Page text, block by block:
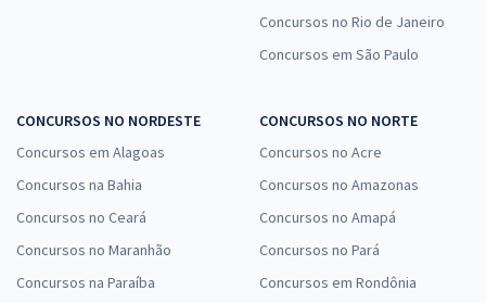
Concursos no Rio de Janeiro
Concursos em São Paulo
CONCURSOS NO NORDESTE
Concursos em Alagoas
Concursos na Bahia
Concursos no Ceará
Concursos no Maranhão
Concursos na Paraíba
CONCURSOS NO NORTE
Concursos no Acre
Concursos no Amazonas
Concursos no Amapá
Concursos no Pará
Concursos em Rondônia